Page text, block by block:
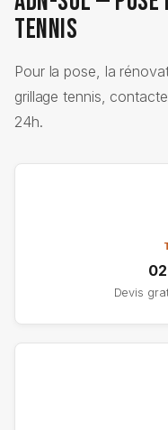
Tennis
Pour la pose, la
grillage tennis,
24h.
Devis